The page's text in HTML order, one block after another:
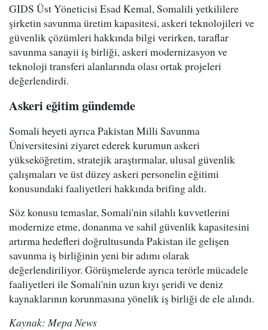
GIDS Üst Yöneticisi Esad Kemal, Somalili yetkililere
şirketin savunma üretim kapasitesi, askeri teknolojileri ve
güvenlik çözümleri hakkında bilgi verirken, taraflar
savunma sanayii iş birliği, askeri modernizasyon ve
teknoloji transferi alanlarında olası ortak projeleri
değerlendirdi.
Askeri eğitim gündemde
Somali heyeti ayrıca Pakistan Milli Savunma
Üniversitesini ziyaret ederek kurumun askeri
yükseköğretim, stratejik araştırmalar, ulusal güvenlik
çalışmaları ve üst düzey askeri personelin eğitimi
konusundaki faaliyetleri hakkında brifing aldı.
Söz konusu temaslar, Somali'nin silahlı kuvvetlerini
modernize etme, donanma ve sahil güvenlik kapasitesini
artırma hedefleri doğrultusunda Pakistan ile gelişen
savunma iş birliğinin yeni bir adımı olarak
değerlendiriliyor. Görüşmelerde ayrıca terörle mücadele
faaliyetleri ile Somali'nin uzun kıyı şeridi ve deniz
kaynaklarının korunmasına yönelik iş birliği de ele alındı.
Kaynak: Mepa News